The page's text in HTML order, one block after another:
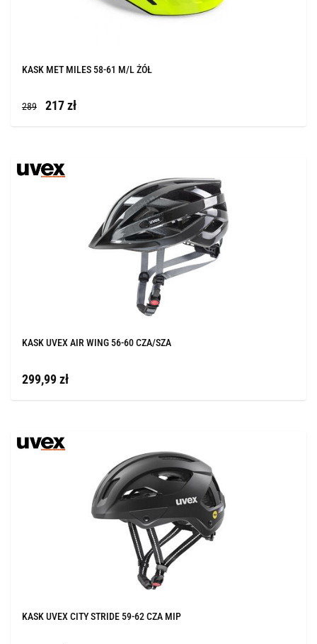
KASK MET MILES 58-61 M/L ŻÓŁ
289 217 zł
KASK UVEX AIR WING 56-60 CZA/SZA
299,99 zł
KASK UVEX CITY STRIDE 59-62 CZA MIP